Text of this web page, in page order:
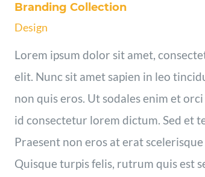
Branding Collection
Design
Lorem ipsum dolor sit amet,
elit. Nunc sit amet sapien in leo
non quis eros. Ut sodales enim et
id consectetur lorem dictum. Sed et
Praesent non eros at erat
Quisque turpis felis, rutrum quis est